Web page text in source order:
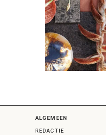
ALGEMEEN
REDACTIE